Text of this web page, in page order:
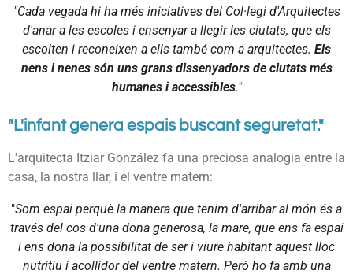
"Cada vegada hi ha més iniciatives del Col·legi d'Arquitectes
d'anar a les escoles i ensenyar a llegir les ciutats, que els
escolten i reconeixen a ells també com a arquitectes. Els
nens i nenes són uns grans dissenyadors de ciutats més
humanes i accessibles."
"L'infant genera espais buscant seguretat."
L'arquitecta Itziar González fa una preciosa analogia entre la
casa, la nostra llar, i el ventre matern:
"Som espai perquè la manera que tenim d'arribar al món és a
través del cos d'una dona generosa, la mare, que ens fa espai
i ens dona la possibilitat de ser i viure habitant aquest lloc
nutritiu i acollidor del ventre matern. Però ho fa amb una